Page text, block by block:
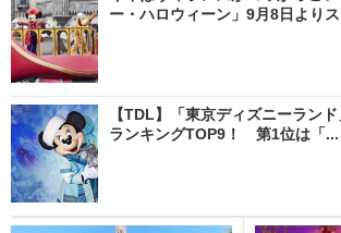
ー・ハロウィーン」9月8日より
【TDL】「東京ディズニーラン
ランキングTOP9！ 第1位は「...